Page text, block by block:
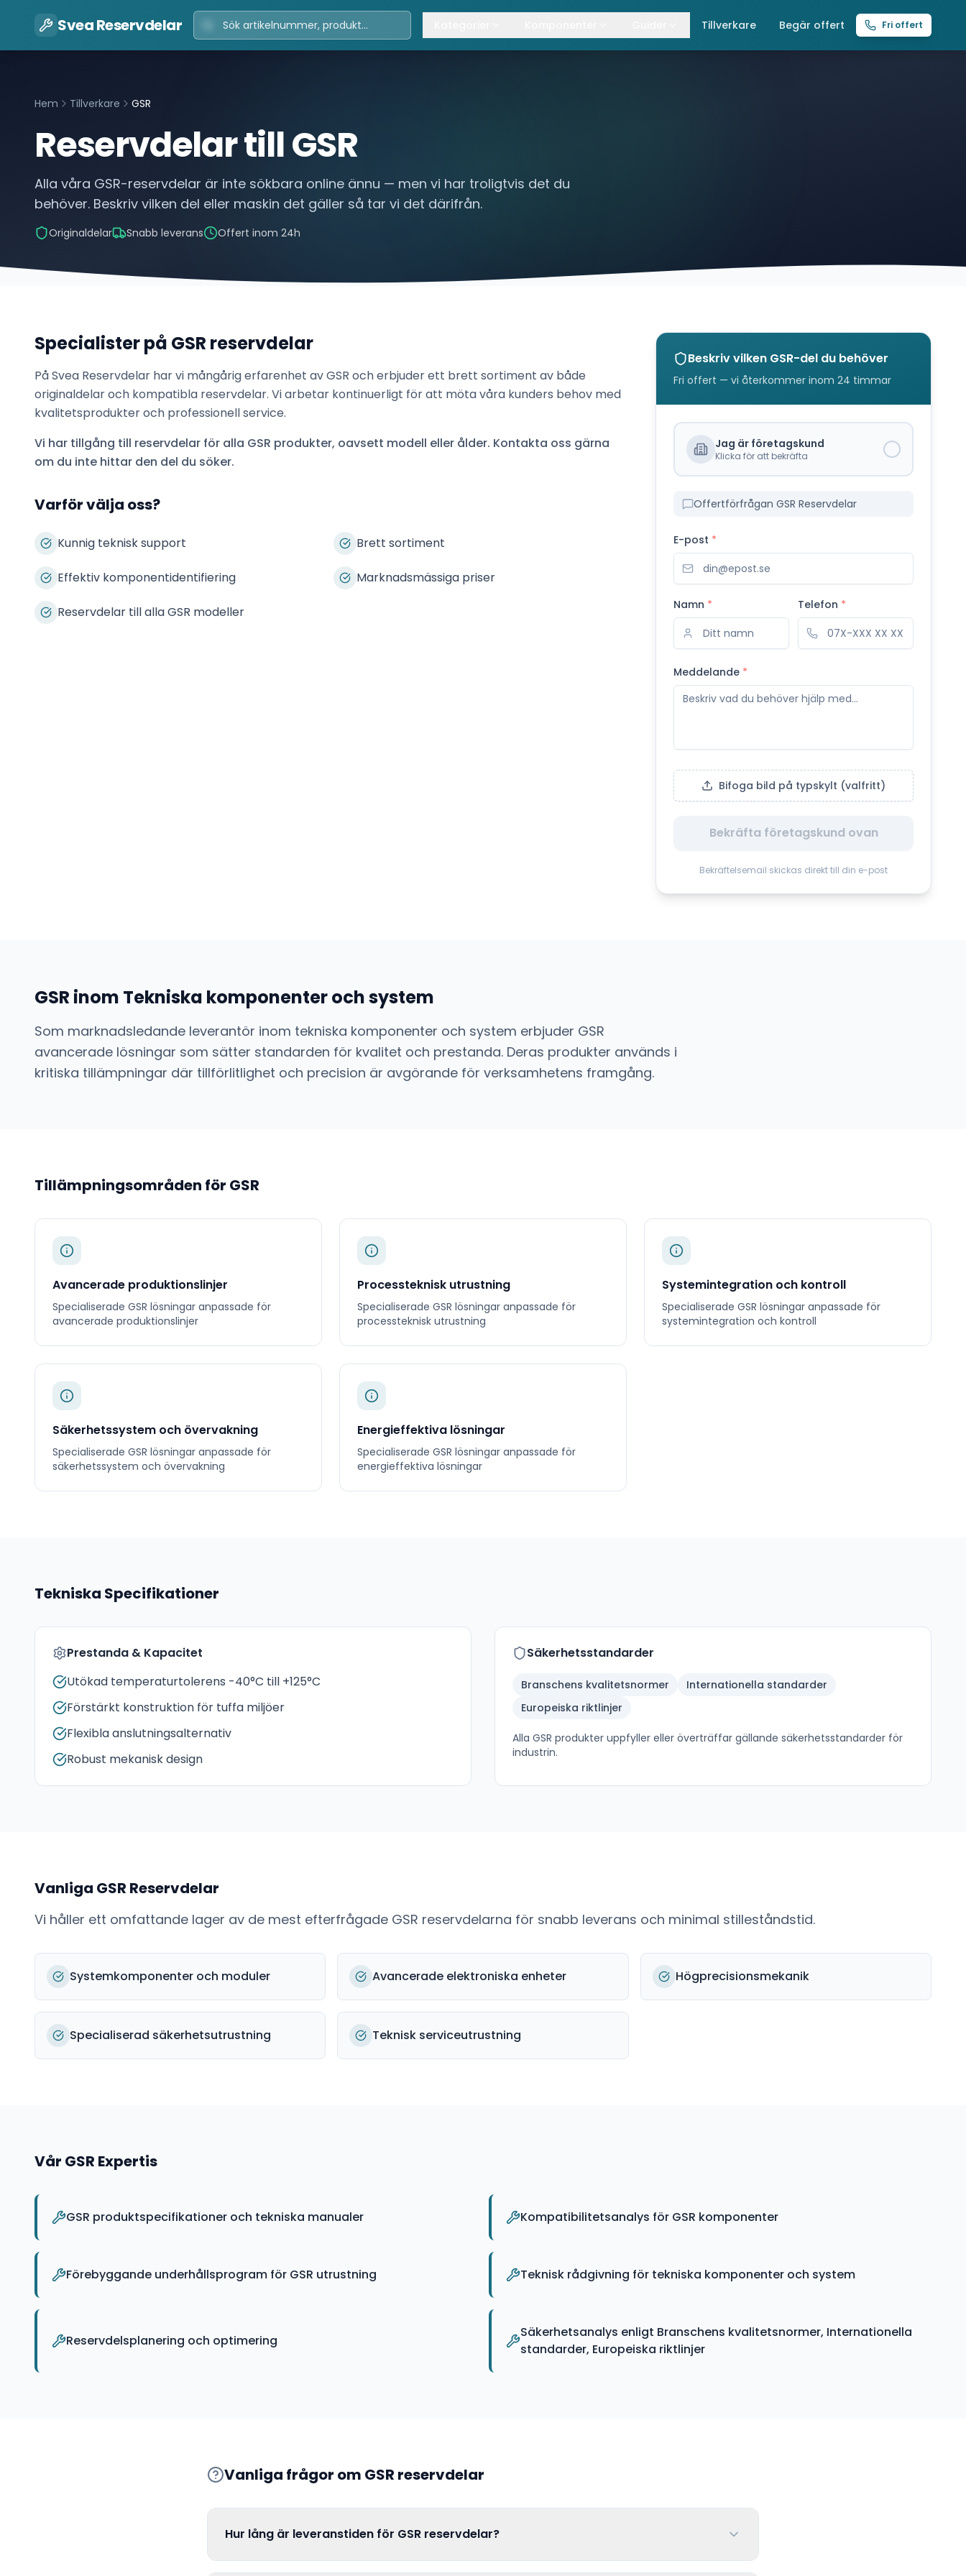
Svea Reservdelar
Truckar
Tillverkare Begär offert Fri offert
Hem Tillverkare GSR
Reservdelar tillGSR
Alla våra GSR-reservdelar är inte sökbara online ännu — men vi har troligtvis det du
behöver. Beskriv vilken del eller maskin det gäller så tar vi det därifrån.
Originaldelar Snabb leverans Offert inom 24h
Specialister på GSR reservdelar
På Svea Reservdelar har vi mångårig erfarenhet avGSR och erbjuder ett brett sortiment av både
originaldelar och kompatibla reservdelar. Vi arbetar kontinuerligt för att möta våra kunders behov med
kvalitetsprodukter och professionell service.
Vi har tillgång till reservdelar för alla GSR produkter, oavsett modell eller ålder. Kontakta oss gärna
om du inte hittar den del du söker.
Varför välja oss?
Kunnig teknisk support Brett sortiment
Effektiv komponentidentifiering Marknadsmässiga priser
Reservdelar till alla GSR modeller
Beskriv vilken GSR-del du behöver
Fri offert — vi återkommer inom 24 timmar
Jag är företagskund
Klicka för att bekräfta
Offertförfrågan GSR Reservdelar
E-post *
Namn * Telefon *
Meddelande *
Bifoga bild på typskylt (valfritt)
Bekräfta företagskund ovan
Bekräftelsemail skickas direkt till din e-post
GSR inom Tekniska komponenter och system
Som marknadsledande leverantör inom tekniska komponenter och system erbjuder GSR
avancerade lösningar som sätter standarden för kvalitet och prestanda. Deras produkter används i
kritiska tillämpningar där tillförlitlighet och precision är avgörande för verksamhetens framgång.
Tillämpningsområden för GSR
Avancerade produktionslinjer
Specialiserade GSR lösningar anpassade för
avancerade produktionslinjer
Processteknisk utrustning
Specialiserade GSR lösningar anpassade för
processteknisk utrustning
Systemintegration och kontroll
Specialiserade GSR lösningar anpassade för
systemintegration och kontroll
Säkerhetssystem och övervakning
Specialiserade GSR lösningar anpassade för
säkerhetssystem och övervakning
Energieffektiva lösningar
Specialiserade GSR lösningar anpassade för
energieffektiva lösningar
Tekniska Specifikationer
Prestanda & Kapacitet
Utökad temperaturtolerens -40°C till +125°C
Förstärkt konstruktion för tuffa miljöer
Flexibla anslutningsalternativ
Robust mekanisk design
Säkerhetsstandarder
Branschens kvalitetsnormer
Internationella standarder
Europeiska riktlinjer
Alla GSR produkter uppfyller eller överträffar gällande säkerhetsstandarder för
industrin.
Vanliga GSR Reservdelar
Vi håller ett omfattande lager av de mest efterfrågade GSR reservdelarna för snabb leverans och minimal stilleståndstid.
Systemkomponenter och moduler Avancerade elektroniska enheter Högprecisionsmekanik
Specialiserad säkerhetsutrustning Teknisk serviceutrustning
Vår GSR Expertis
GSR produktspecifikationer och tekniska manualer Kompatibilitetsanalys för GSR komponenter
Förebyggande underhållsprogram för GSR utrustning Teknisk rådgivning för tekniska komponenter och system
Reservdelsplanering och optimering
Säkerhetsanalys enligt Branschens kvalitetsnormer, Internationella
standarder, Europeiska riktlinjer
Vanliga frågor om GSR reservdelar
Hur lång är leveranstiden för GSR reservdelar?